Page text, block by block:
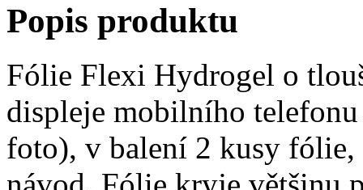
Popis produktu
Fólie Flexi Hydrogel o
displeje mobilního
foto), v balení 2 kusy fólie,